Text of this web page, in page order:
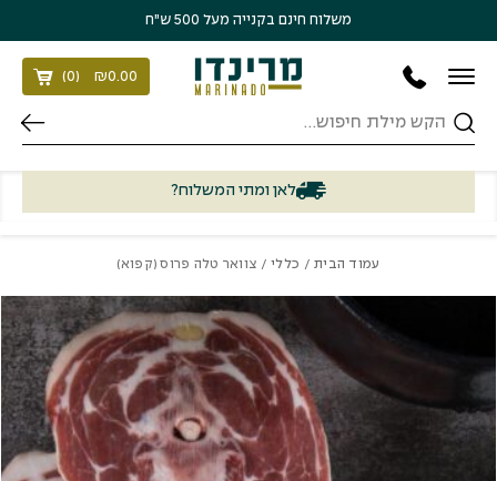
משלוח חינם בקנייה מעל 500 ש״ח
חיפוש
₪0.00
(
0
)
לאן ומתי המשלוח?
עמוד הבית/ כללי/ צוואר טלה פרוס (קפוא)
כמות צוואר טלה פרוס (קפוא)